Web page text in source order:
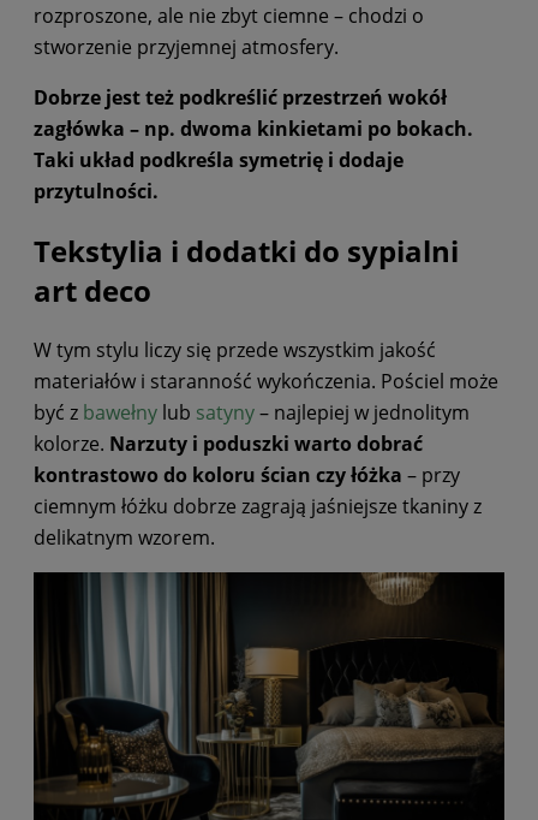
rozproszone, ale nie zbyt ciemne – chodzi o
stworzenie przyjemnej atmosfery.
Dobrze jest też podkreślić przestrzeń wokół
zagłówka – np. dwoma kinkietami po bokach.
Taki układ podkreśla symetrię i dodaje
przytulności.
Tekstylia i dodatki do sypialni
art deco
W tym stylu liczy się przede wszystkim jakość
materiałów i staranność wykończenia. Pościel może
być z bawełny lub satyny– najlepiej w jednolitym
kolorze. Narzuty i poduszki warto dobrać
kontrastowo do koloru ścian czy łóżka – przy
ciemnym łóżku dobrze zagrają jaśniejsze tkaniny z
delikatnym wzorem.